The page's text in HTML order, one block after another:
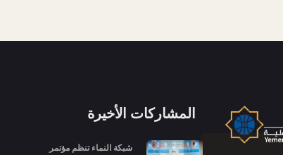
المشاركات الأخيرة
شبكة النماء تنظم مؤتمر